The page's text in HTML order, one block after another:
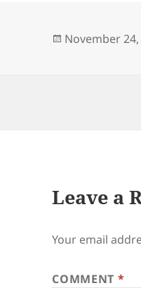
Posted
November
Leave a
Your email
COMMENT *